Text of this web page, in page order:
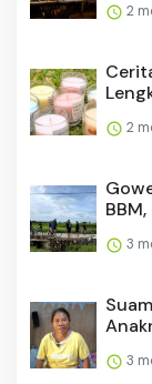
2
2
3
3